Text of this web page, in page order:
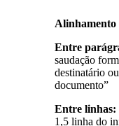
Alinhamento
Entre
saudação
destinatário
documento”
Entre linhas:
1,5 linha do